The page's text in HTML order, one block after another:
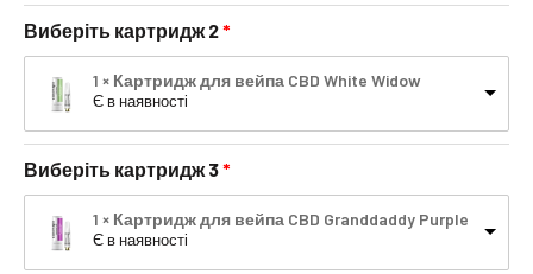
Виберіть картридж 2
1 × Картридж для вейпа CBD White Widow
Є в наявності
Виберіть картридж 3
1 × Картридж для вейпа CBD Granddaddy Purple
Є в наявності